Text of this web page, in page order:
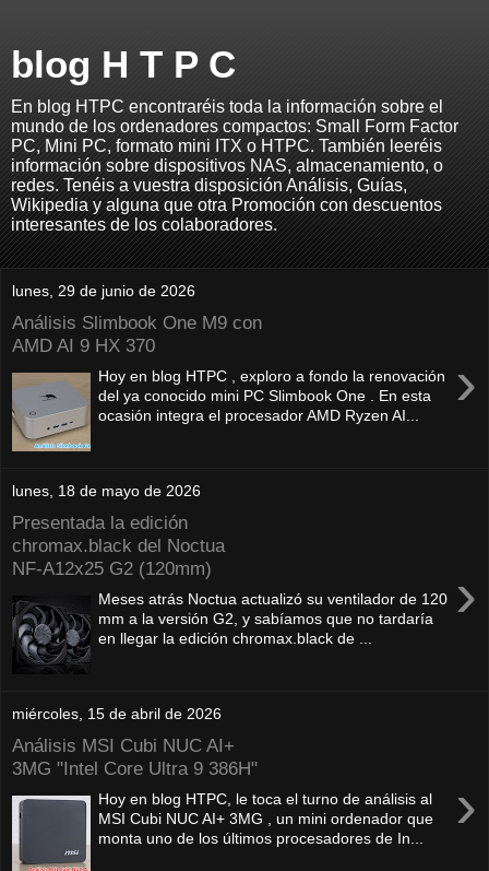
blog H T P C
En blog HTPC encontraréis toda la información sobre el
mundo de los ordenadores compactos: Small Form Factor
PC, Mini PC, formato mini ITX o HTPC. También leeréis
información sobre dispositivos NAS, almacenamiento, o
redes. Tenéis a vuestra disposición Análisis, Guías,
Wikipedia y alguna que otra Promoción con descuentos
interesantes de los colaboradores.
lunes, 29 de junio de 2026
Análisis Slimbook One M9 con
AMD AI 9 HX 370
›
Hoy en blog HTPC , exploro a fondo la renovación
del ya conocido mini PC Slimbook One . En esta
ocasión integra el procesador AMD Ryzen AI...
lunes, 18 de mayo de 2026
Presentada la edición
chromax.black del Noctua
NF‑A12x25 G2 (120mm)
›
Meses atrás Noctua actualizó su ventilador de 120
mm a la versión G2, y sabíamos que no tardaría
en llegar la edición chromax.black de ...
miércoles, 15 de abril de 2026
Análisis MSI Cubi NUC AI+
3MG "Intel Core Ultra 9 386H"
›
Hoy en blog HTPC, le toca el turno de análisis al
MSI Cubi NUC AI+ 3MG , un mini ordenador que
monta uno de los últimos procesadores de In...